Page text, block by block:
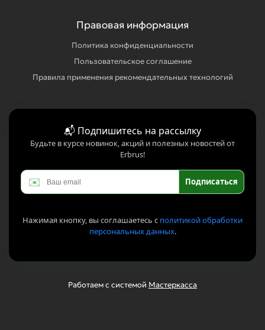
Правовая информация
Политика конфиденциальности
Пользовательское соглашение
Правила применения рекомендательных технологий
📬 Подпишитесь на рассылку
Будьте в курсе новинок, акций и полезных новостей от
Erbrus!
✉️ Подписаться
Нажимая кнопку, вы соглашаетесь с политикой обработки
персональных данных.
Работаем с системой Мастеркасса